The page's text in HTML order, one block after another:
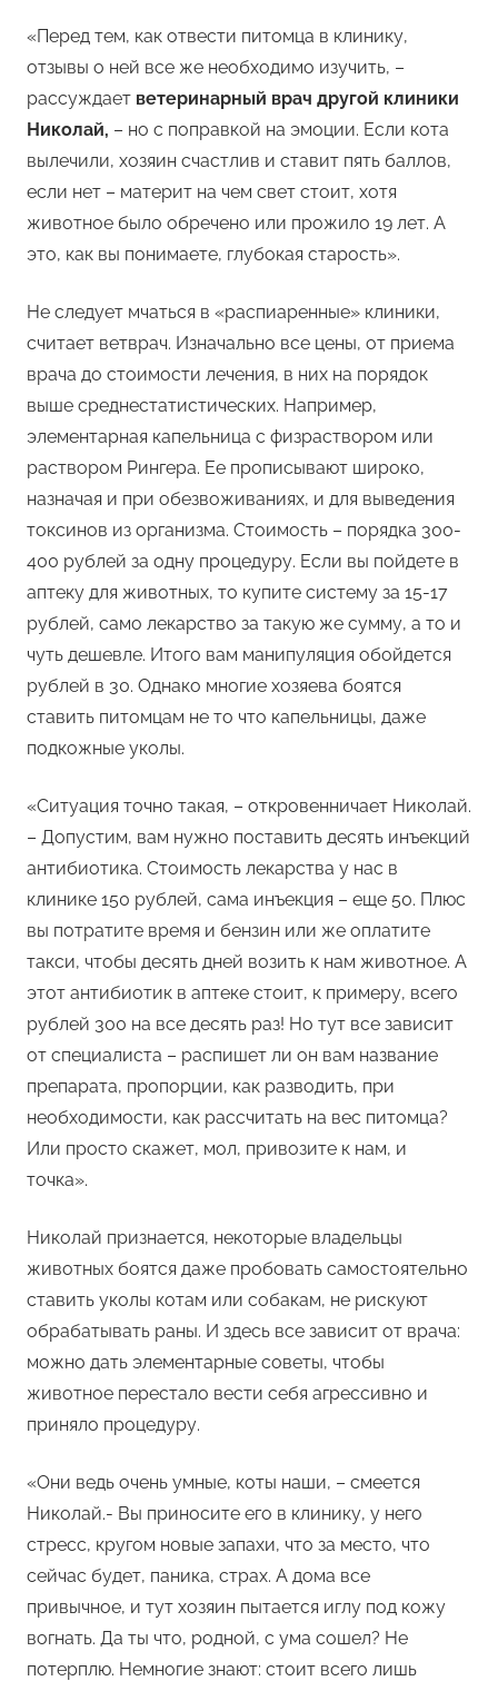
«Перед тем, как отвести питомца в клинику,
отзывы о ней все же необходимо изучить, –
рассуждает ветеринарный врач другой клиники
Николай, – но с поправкой на эмоции. Если кота
вылечили, хозяин счастлив и ставит пять баллов,
если нет – материт на чем свет стоит, хотя
животное было обречено или прожило 19 лет. А
это, как вы понимаете, глубокая старость».
Не следует мчаться в «распиаренные» клиники,
считает ветврач. Изначально все цены, от приема
врача до стоимости лечения, в них на порядок
выше среднестатистических. Например,
элементарная капельница с физраствором или
раствором Рингера. Ее прописывают широко,
назначая и при обезвоживаниях, и для выведения
токсинов из организма. Стоимость – порядка 300-
400 рублей за одну процедуру. Если вы пойдете в
аптеку для животных, то купите систему за 15-17
рублей, само лекарство за такую же сумму, а то и
чуть дешевле. Итого вам манипуляция обойдется
рублей в 30. Однако многие хозяева боятся
ставить питомцам не то что капельницы, даже
подкожные уколы.
«Ситуация точно такая, – откровенничает Николай.
– Допустим, вам нужно поставить десять инъекций
антибиотика. Стоимость лекарства у нас в
клинике 150 рублей, сама инъекция – еще 50. Плюс
вы потратите время и бензин или же оплатите
такси, чтобы десять дней возить к нам животное. А
этот антибиотик в аптеке стоит, к примеру, всего
рублей 300 на все десять раз! Но тут все зависит
от специалиста – распишет ли он вам название
препарата, пропорции, как разводить, при
необходимости, как рассчитать на вес питомца?
Или просто скажет, мол, привозите к нам, и
точка».
Николай признается, некоторые владельцы
животных боятся даже пробовать самостоятельно
ставить уколы котам или собакам, не рискуют
обрабатывать раны. И здесь все зависит от врача:
можно дать элементарные советы, чтобы
животное перестало вести себя агрессивно и
приняло процедуру.
«Они ведь очень умные, коты наши, – смеется
Николай.- Вы приносите его в клинику, у него
стресс, кругом новые запахи, что за место, что
сейчас будет, паника, страх. А дома все
привычное, и тут хозяин пытается иглу под кожу
вогнать. Да ты что, родной, с ума сошел? Не
потерплю. Немногие знают: стоит всего лишь